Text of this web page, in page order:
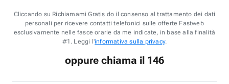
Cliccando su Richiamami Gratis do il consenso al trattamento dei dati
personali per ricevere contatti telefonici sulle offerte Fastweb
esclusivamente nelle fasce orarie da me indicate, in base alla finalità
#1. Leggi l'informativa sulla privacy.
oppure chiama il 146